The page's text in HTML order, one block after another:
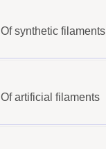
Of synthetic filaments
Of artificial filaments